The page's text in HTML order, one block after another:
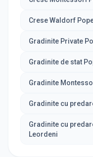
Crese Waldorf
Gradinite Private
Gradinite de stat
Gradinite
Gradinite cu
Gradinite cu
Leordeni